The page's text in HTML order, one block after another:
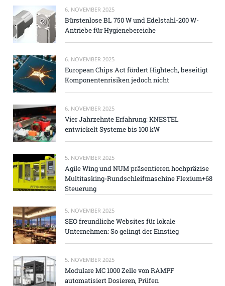
6. NOVEMBER 2025
Bürstenlose BL 750 W und Edelstahl-200 W-
Antriebe für Hygienebereiche
6. NOVEMBER 2025
European Chips Act fördert Hightech, beseitigt
Komponentenrisiken jedoch nicht
6. NOVEMBER 2025
Vier Jahrzehnte Erfahrung: KNESTEL
entwickelt Systeme bis 100 kW
5. NOVEMBER 2025
Agile Wing und NUM präsentieren hochpräzise
Multitasking-Rundschleifmaschine Flexium+68
Steuerung
5. NOVEMBER 2025
SEO freundliche Websites für lokale
Unternehmen: So gelingt der Einstieg
5. NOVEMBER 2025
Modulare MC 1000 Zelle von RAMPF
automatisiert Dosieren, Prüfen